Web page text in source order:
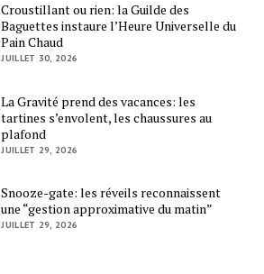
Croustillant ou rien: la Guilde des
Baguettes instaure l’Heure Universelle du
Pain Chaud
JUILLET 30, 2026
La Gravité prend des vacances: les
tartines s’envolent, les chaussures au
plafond
JUILLET 29, 2026
Snooze-gate: les réveils reconnaissent
une “gestion approximative du matin”
JUILLET 29, 2026